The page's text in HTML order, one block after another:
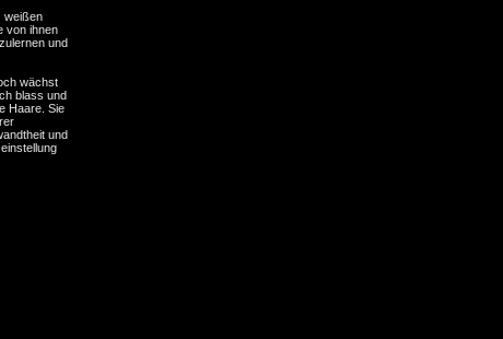
weißen
von ihnen
und
wächst
blass und
Haare. Sie
und